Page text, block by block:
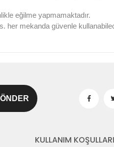
eğilme yapmamaktadır.
her mekanda güvenle
KULLANIM KOŞULLARI